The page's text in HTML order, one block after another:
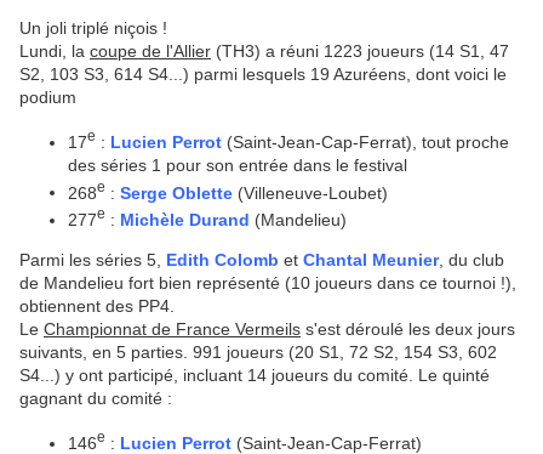
Un joli triplé niçois !
Lundi, la coupe de l'Allier (TH3) a réuni 1223 joueurs (14 S1, 47
S2, 103 S3, 614 S4...) parmi lesquels 19 Azuréens, dont voici le
podium
17e : Lucien Perrot (Saint-Jean-Cap-Ferrat), tout proche
des séries 1 pour son entrée dans le festival
268e : Serge Oblette (Villeneuve-Loubet)
277e : Michèle Durand (Mandelieu)
Parmi les séries 5, Edith Colomb et Chantal Meunier, du club
de Mandelieu fort bien représenté (10 joueurs dans ce tournoi !),
obtiennent des PP4.
Le Championnat de France Vermeils s'est déroulé les deux jours
suivants, en 5 parties. 991 joueurs (20 S1, 72 S2, 154 S3, 602
S4...) y ont participé, incluant 14 joueurs du comité. Le quinté
gagnant du comité :
146e : Lucien Perrot (Saint-Jean-Cap-Ferrat)